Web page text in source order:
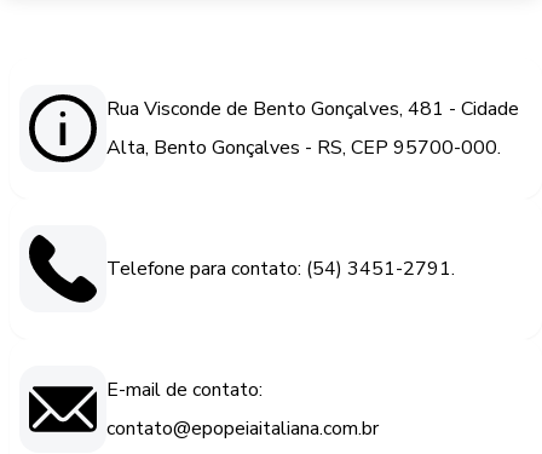
Rua Visconde de Bento Gonçalves, 481 - Cidade
Alta, Bento Gonçalves - RS, CEP 95700-000.
Telefone para contato: (54) 3451-2791.
E-mail de contato:
contato@epopeiaitaliana.com.br